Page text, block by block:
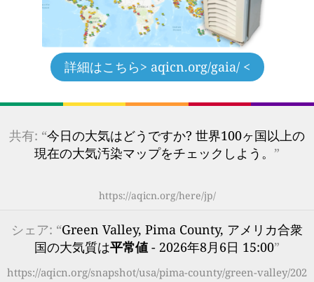
詳細はこちら> aqicn.org/gaia/ <
共有: “今日の大気はどうですか? 世界100ヶ国以上の
現在の大気汚染マップをチェックしよう。 ”
https://aqicn.org/here/jp/
シェア: “Green Valley, Pima County, アメリカ合衆
国の大気質は平常値 - 2026年8月6日 15:00”
https://aqicn.org/snapshot/usa/pima-county/green-valley/202